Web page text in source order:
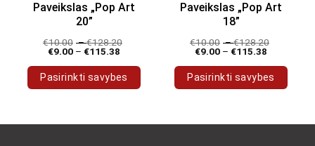
Paveikslas „Pop Art
20”
€10.00 –€128.20
€9.00 – €115.38
Pasirinkti savybes
has
Paveikslas „Pop Art
18”
€10.00 –€128.20
€9.00 – €115.38
Pasirinkti savybes
has